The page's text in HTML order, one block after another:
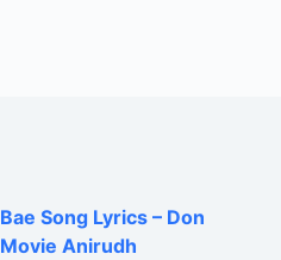
Bae Song Lyrics – Don
Movie Anirudh